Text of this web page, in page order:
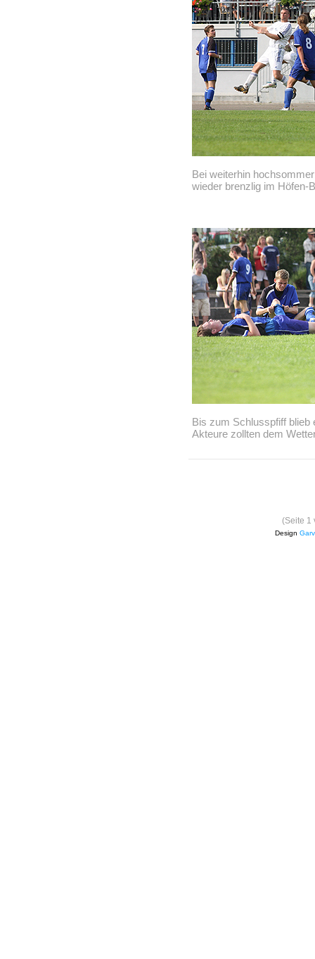
Bei weiterhin
wieder brenzlig im Höfen-
Bis zum Schlusspfiff blieb
Akteure zollten dem
(Seite 1
Design